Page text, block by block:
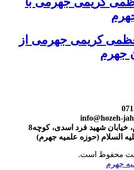
کریمی جهرمی از
جهرم
info@hozeh-
فارس، جهرم، خیابان شهید فرد اسدی، کوچه8
السلام (حوزه علمیه جهرم)
محفوظ است.
جهرم